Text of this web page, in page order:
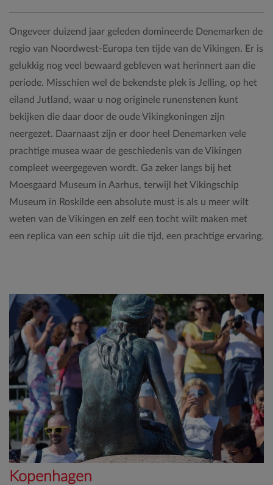
Ongeveer duizend jaar geleden domineerde Denemarken de
regio van Noordwest-Europa ten tijde van de Vikingen. Er is
gelukkig nog veel bewaard gebleven wat herinnert aan die
periode. Misschien wel de bekendste plek is Jelling, op het
eiland Jutland, waar u nog originele runenstenen kunt
bekijken die daar door de oude Vikingkoningen zijn
neergezet. Daarnaast zijn er door heel Denemarken vele
prachtige musea waar de geschiedenis van de Vikingen
compleet weergegeven wordt. Ga zeker langs bij het
Moesgaard Museum in Aarhus, terwijl het Vikingschip
Museum in Roskilde een absolute must is als u meer wilt
weten van de Vikingen en zelf een tocht wilt maken met
een replica van een schip uit die tijd, een prachtige ervaring.
Kopenhagen